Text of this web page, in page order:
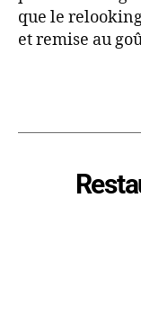
que le
et remise au